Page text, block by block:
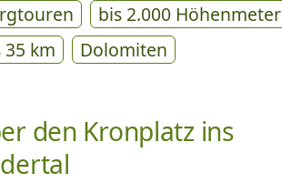
bis 2.000 Höhenmeter
35 km
Dolomiten
den Kronplatz ins